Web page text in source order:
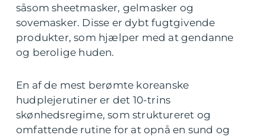
såsom sheetmasker, gelmasker og
sovemasker. Disse er dybt fugtgivende
produkter, som hjælper med at gendanne
og berolige huden.
En af de mest berømte koreanske
hudplejerutiner er det 10-trins
skønhedsregime, som struktureret og
omfattende rutine for at opnå en sund og